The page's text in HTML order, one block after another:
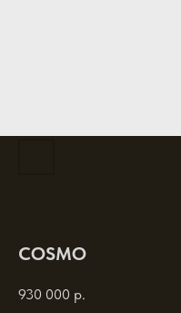
COSMO
930 000 р.